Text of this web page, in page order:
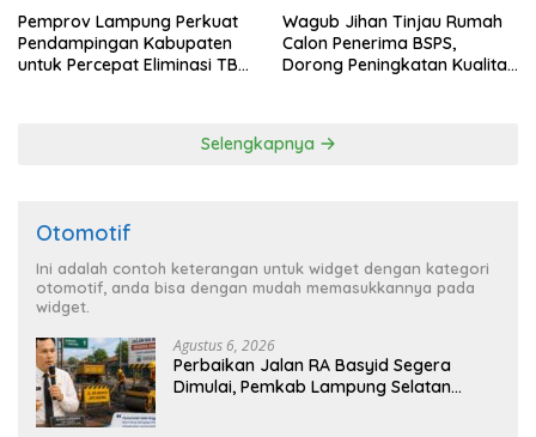
Pemprov Lampung Perkuat
Pendampingan Kabupaten
untuk Percepat Eliminasi TBC
Wagub Jihan Tinjau Rumah
Calon Penerima BSPS,
Dorong Peningkatan Kualitas
Selengkapnya
Otomotif
Ini adalah contoh keterangan untuk widget dengan kategori
otomotif, anda bisa dengan mudah memasukkannya pada
widget.
Agustus 6, 2026
Perbaikan Jalan RA Basyid Segera
Dimulai, Pemkab Lampung Selatan